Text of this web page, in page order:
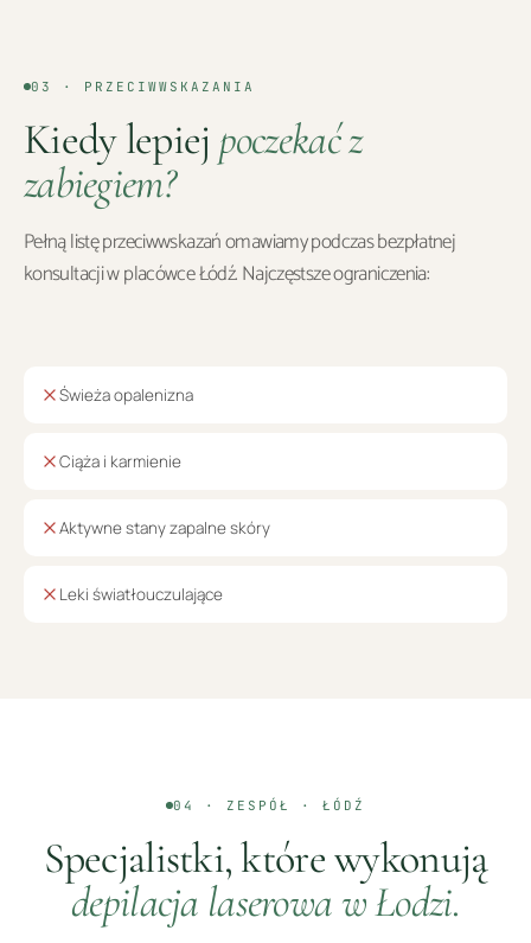
03 · PRZECIWWSKAZANIA
Kiedy lepiej poczekać z
zabiegiem?
Pełną listę przeciwwskazań omawiamy podczas bezpłatnej
konsultacji w placówceŁódź. Najczęstsze ograniczenia:
Świeża opalenizna
Ciąża i karmienie
Aktywne stany zapalne skóry
Leki światłouczulające
04 · ZESPÓŁ · ŁÓDŹ
Specjalistki, które wykonują
depilacja laserowa wŁodzi.